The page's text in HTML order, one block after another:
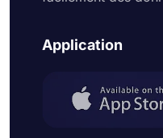
Application